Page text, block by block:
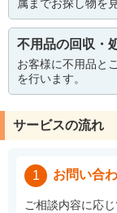
属までお探し物を
不用品の回収・
お客様に不用品と
を行います。
サービスの流れ
1 お問い合
ご相談内容に応